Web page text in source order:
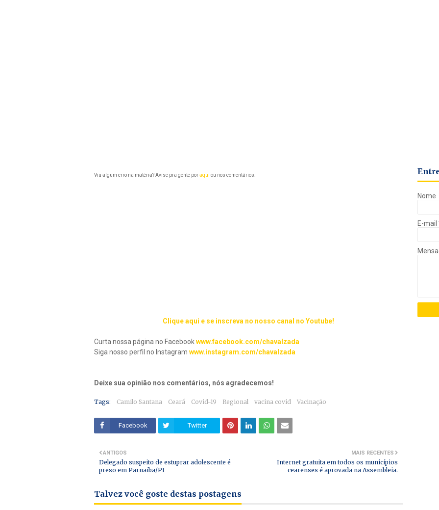
Viu algum erro na matéria? Avise pra gente poraqui ou nos comentários.
Clique aqui e se inscreva no nosso canal no Youtube!
Curta nossa página no Facebookwww.facebook.com/chavalzada
Siga nosso perfil no Instagram www.instagram.com/chavalzada
Deixe sua opinião nos comentários, nós agradecemos!
Tags: Camilo Santana Ceará Covid-19 Regional vacina covid Vacinação
Facebook Twitter
MAIS RECENTES
Internet gratuita em todos os municípios
cearenses é aprovada na Assembleia.
ANTIGOS
Delegado suspeito de estuprar adolescente é
preso em Parnaíba/PI
Talvez você goste destas postagens
Nome
E-mail